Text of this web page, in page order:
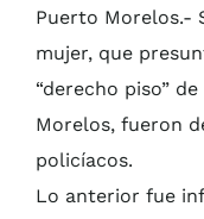
Puerto Morelos.-
mujer, que
“derecho piso”
Morelos, fueron
policíacos.
Lo anterior fue